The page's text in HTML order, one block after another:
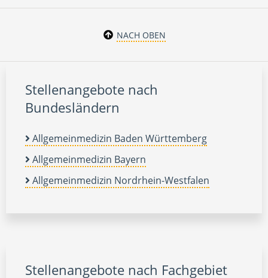
NACH OBEN
Stellenangebote nach
Bundesländern
Allgemeinmedizin Baden Württemberg
Allgemeinmedizin Bayern
Allgemeinmedizin Nordrhein-Westfalen
Stellenangebote nach Fachgebiet